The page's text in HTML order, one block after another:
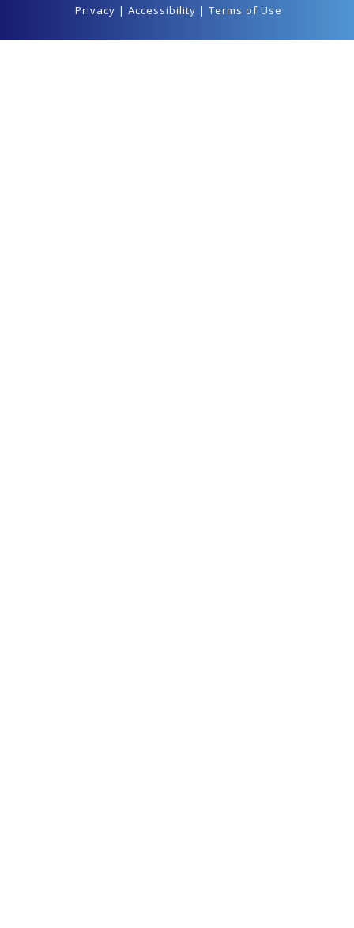
Privacy | Accessibility | Terms of Use